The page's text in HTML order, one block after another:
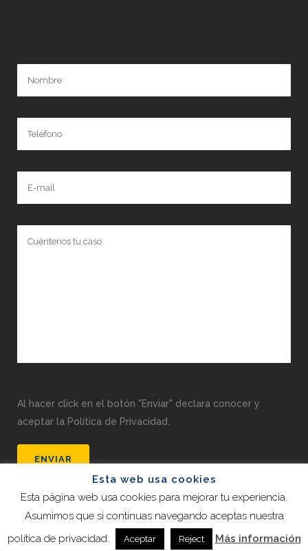
Al hacer click en el botón "Enviar" declara conocer y
aceptar la Política de Privacidad.
Maria Luisa Bautista Abogados 2022 | Despacho de Abogados en Pozuelo
Esta web usa cookies
Esta página web usa cookies para mejorar tu experiencia.
Asumimos que si continuas navegando aceptas nuestra
política de privacidad.
Aceptar Reject Más información
¡Pregúntanos tus dudas!